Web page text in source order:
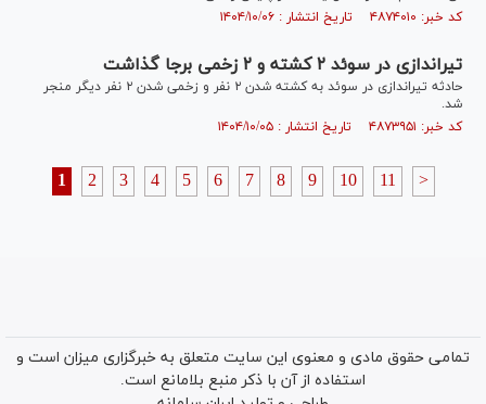
کد خبر: ۴۸۷۴۰۱۰ تاریخ انتشار : ۱۴۰۴/۱۰/۰۶
تیراندازی در سوئد ۲ کشته و ۲ زخمی برجا گذاشت
حادثه تیراندازی در سوئد به کشته شدن ۲ نفر و زخمی شدن ۲ نفر دیگر منجر
شد.
کد خبر: ۴۸۷۳۹۵۱ تاریخ انتشار : ۱۴۰۴/۱۰/۰۵
1 2 3 4 5 6 7 8 9 10 11 >
تمامی حقوق مادی و معنوی این سایت متعلق به خبرگزاری میزان است و
استفاده از آن با ذکر منبع بلامانع است.